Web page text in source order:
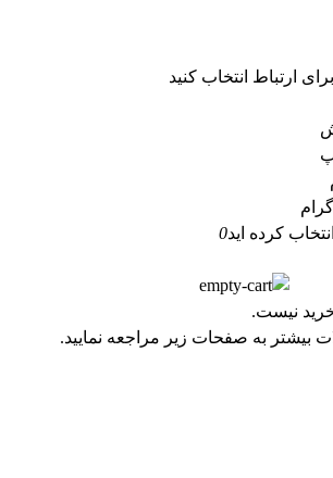
ارتباط انتخاب کنید
کرده اید0
نیست.
به صفحات زیر مراجعه نمایید.